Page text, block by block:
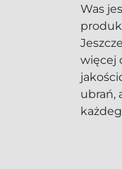
Was
więcej
ubrań,